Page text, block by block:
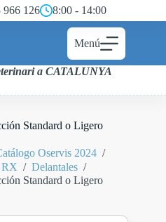
966 126 8:00 - 14:00
Menú
a CATALUNYA
Standard o Ligero
Oservis 2024 /
RX / Delantales /
Standard o Ligero